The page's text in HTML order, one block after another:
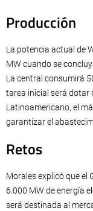
Producción
La potencia actual de
MW cuando se
La central consumirá
tarea inicial será dotar
Latinoamericano, el
garantizar el
Retos
Morales explicó que el
6.000 MW de energía
será destinada al